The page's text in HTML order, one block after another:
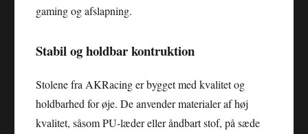
gaming og afslapning.
Stabil og holdbar kontruktion
Stolene fra AKRacing er bygget med kvalitet og
holdbarhed for øje. De anvender materialer af høj
kvalitet, såsom PU-læder eller åndbart stof, på sæde